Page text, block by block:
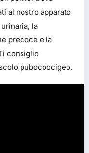
al nostro apparato
la
precoce e la
consiglio
pubococcigeo.